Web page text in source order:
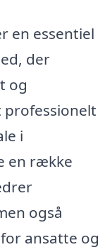
en essentiel
der
og
professionelt
i
en række
også
ansatte og